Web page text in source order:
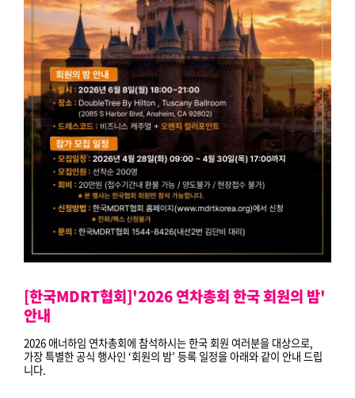
[한국MDRT협회]'2026 연차총회 한국 회원의 밤'
안내
2026 애너하임 연차총회에 참석하시는 한국 회원 여러분을 대상으로,
가장 특별한 공식 행사인 ‘회원의 밤’ 등록 일정을 아래와 같이 안내 드립
니다.